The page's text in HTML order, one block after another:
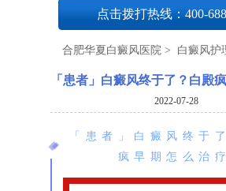
点击拨打热线：400-
合肥华夏白癜风医院 > 白癜风护
「患者」白癜风终于了？白殿
2022-07-28
「患者」白癜风终于
疯早期怎么治疗